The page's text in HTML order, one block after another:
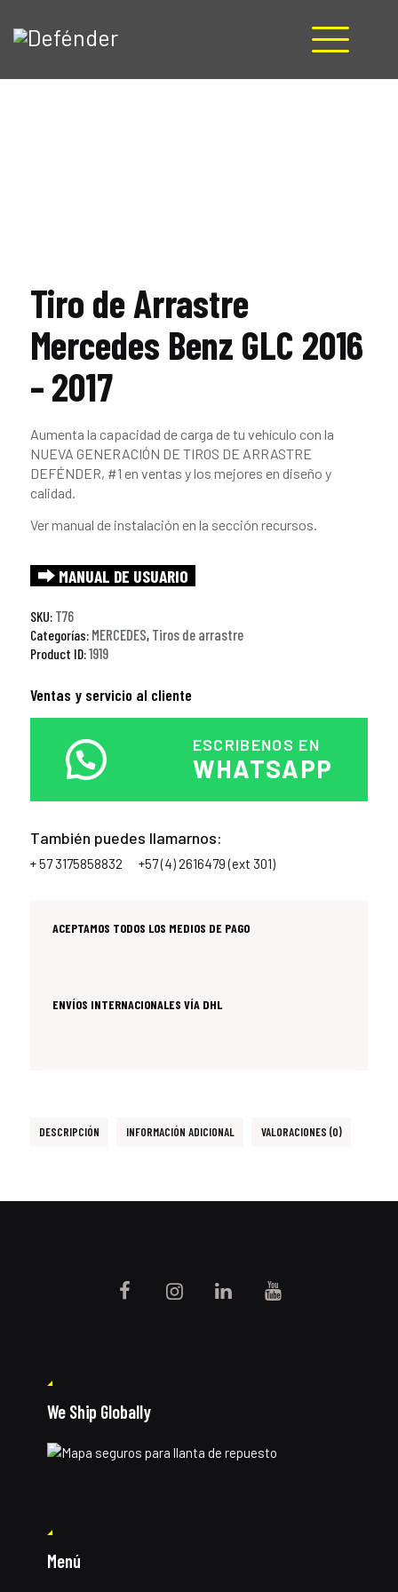
Tiro de Arrastre
Mercedes Benz GLC 2016
– 2017
Aumenta la capacidad de carga de tu vehículo con la
NUEVA GENERACIÓN DE TIROS DE ARRASTRE
DEFÉNDER, #1 en ventas y los mejores en diseño y
calidad.
Ver manual de instalación en la sección recursos.
⮕ MANUAL DE USUARIO
SKU: T76
Categorías: MERCEDES, Tiros de arrastre
Product ID:1919
Ventas y servicio al cliente
ESCRIBENOS EN
WHATSAPP
También puedes llamarnos:
+ 57 3175858832 +57 (4) 2616479 (ext 301)
ACEPTAMOS TODOS LOS MEDIOS DE PAGO
ENVÍOS INTERNACIONALES VÍA DHL
DESCRIPCIÓN INFORMACIÓN ADICIONAL VALORACIONES (0)
We Ship Globally
Menú